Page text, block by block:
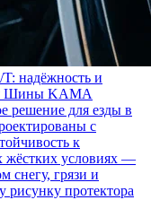
надёжность и
Шины KAMA
решение для езды в
с
к
жёстких условиях —
снегу, грязи и
рисунку протектора